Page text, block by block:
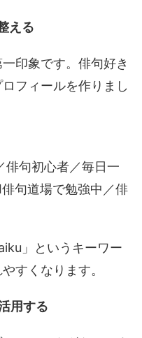
える
印象です。俳句好き
フィールを作りまし
俳句初心者／毎日一
句道場で勉強中／俳
」というキーワー
すくなります。
用する